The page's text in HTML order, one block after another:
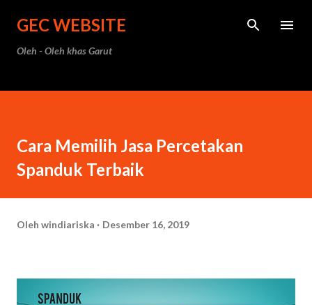
Langsung ke konten utama
GEC WEBSITE
Oleh - Oleh khas Garut
Cara Memilih Jasa Percetakan
Spanduk Terbaik
Oleh windiariska Desember 16, 2019